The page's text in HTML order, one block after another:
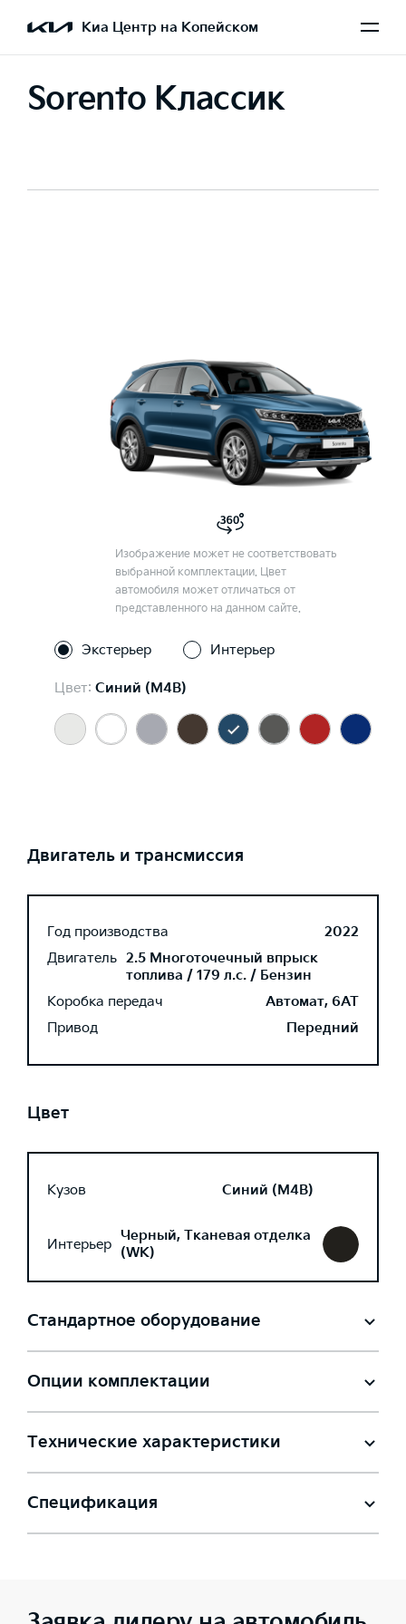
Киа Центр на Копейском
Sorento Классик
Изображение может не соответствовать
выбранной комплектации. Цвет
автомобиля может отличаться от
представленного на данном сайте.
Экстерьер Интерьер
Цвет: Синий (M4B)
Двигатель и трансмиссия
Год производства
2022
Двигатель 2.5 Многоточечный впрыск
топлива / 179 л.с. / Бензин
Коробка передач
Автомат, 6AT
Привод
Передний
Цвет
Кузов Синий (M4B)
Интерьер Черный, Тканевая отделка
(WK)
Стандартное оборудование
Опции комплектации
Технические характеристики
Спецификация